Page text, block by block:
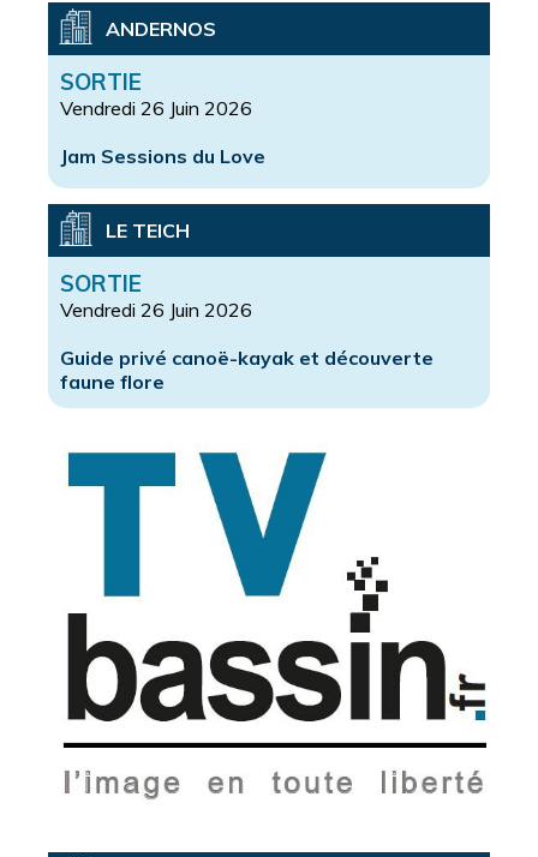
ANDERNOS
SORTIE
Vendredi 26 Juin 2026
Jam Sessions du Love
LE TEICH
SORTIE
Vendredi 26 Juin 2026
Guide privé canoë-kayak et découverte
faune flore